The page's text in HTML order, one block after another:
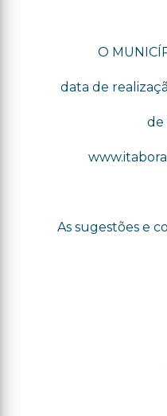
O
data de
de
As sugestões e